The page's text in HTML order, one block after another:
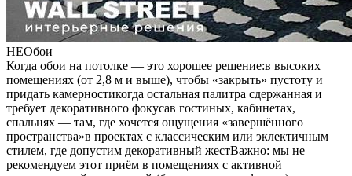
НЕОбои
Когда обои на потолке — это хорошее решение:в высоких
помещениях (от 2,8 м и выше), чтобы «закрыть» пустоту и
придать камерностикогда остальная палитра сдержанная и
требует декоративного фокусав гостиных, кабинетах,
спальнях — там, где хочется ощущения «завершённого
пространства»в проектах с классическим или эклектичным
стилем, где допустим декоративный жестВажно: мы не
рекомендуем этот приём в помещениях с активной